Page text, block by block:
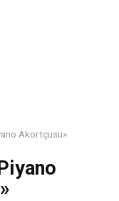
Akortçusu»